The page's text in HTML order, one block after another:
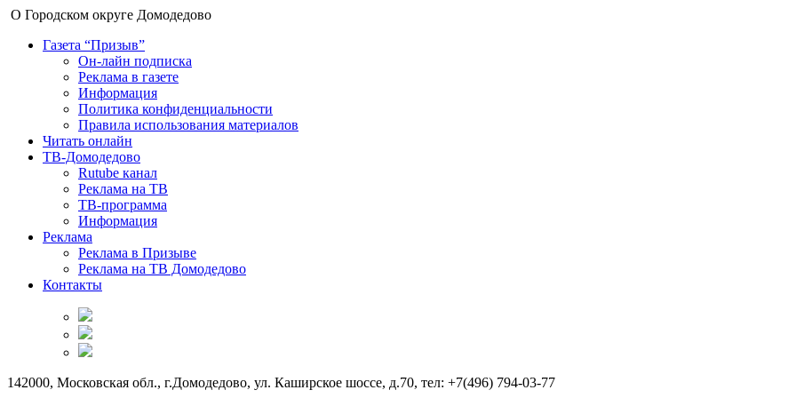
О Городском округе Домодедово
Газета “Призыв”
Он-лайн подписка
Реклама в газете
Информация
Политика конфиденциальности
Правила использования материалов
Читать онлайн
ТВ-Домодедово
Rutube канал
Реклама на ТВ
ТВ-программа
Информация
Реклама
Реклама в Призыве
Реклама на ТВ Домодедово
Контакты
142000, Московская обл., г.Домодедово, ул. Каширское шоссе, д.70, тел: +7(496) 794-03-77